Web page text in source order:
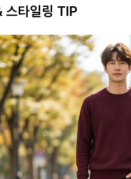
스타일링 TIP